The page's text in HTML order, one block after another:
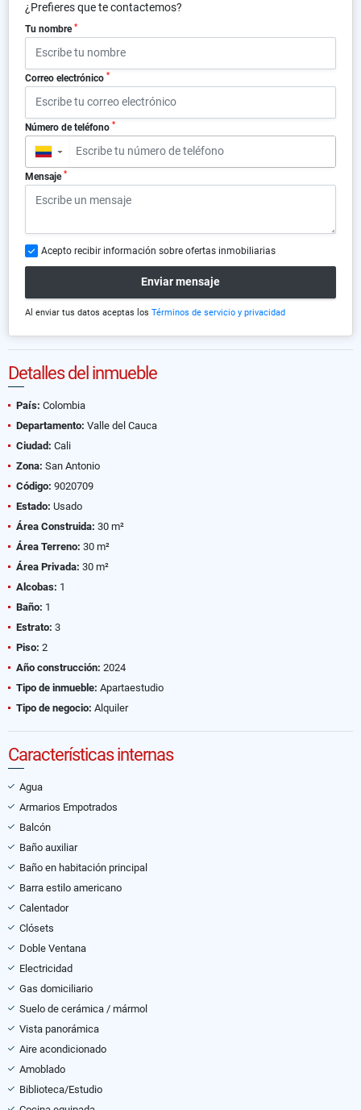
¿Prefieres que te contactemos?
Tu nombre *
Correo electrónico *
Número de teléfono *
▼
Mensaje *
Acepto recibir información sobre ofertas inmobiliarias
Enviar mensaje
Al enviar tus datos aceptas los Términos de servicio y privacidad
Detalles del inmueble
País: Colombia
Departamento: Valle del Cauca
Ciudad: Cali
Zona: San Antonio
Código: 9020709
Estado: Usado
Área Construida: 30 m²
Área Terreno: 30 m²
Área Privada: 30 m²
Alcobas: 1
Baño: 1
Estrato: 3
Piso: 2
Año construcción: 2024
Tipo de inmueble: Apartaestudio
Tipo de negocio: Alquiler
Características internas
Agua
Armarios Empotrados
Balcón
Baño auxiliar
Baño en habitación principal
Barra estilo americano
Calentador
Clósets
Doble Ventana
Electricidad
Gas domiciliario
Suelo de cerámica / mármol
Vista panorámica
Aire acondicionado
Amoblado
Biblioteca/Estudio